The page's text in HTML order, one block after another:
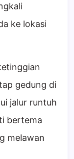
ke lokasi
gedung di
jalur runtuh
bertema
melawan